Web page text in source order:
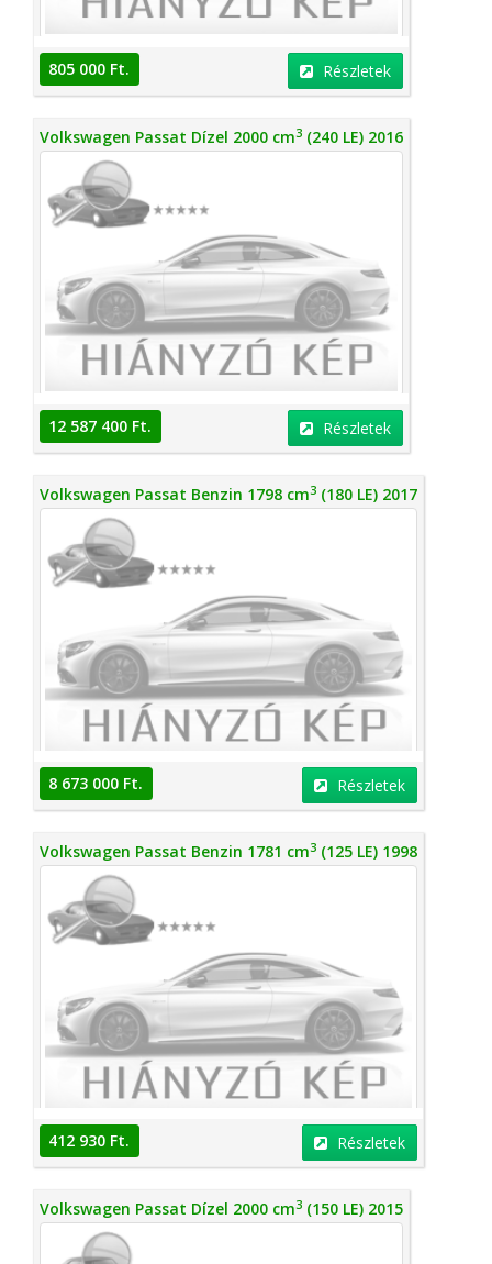
805 000 Ft. Részletek
Volkswagen Passat Dízel 2000 cm3 (240 LE) 2016
12 587 400 Ft. Részletek
Volkswagen Passat Benzin 1798 cm3 (180 LE) 2017
8 673 000 Ft. Részletek
Volkswagen Passat Benzin 1781 cm3 (125 LE) 1998
412 930 Ft. Részletek
Volkswagen Passat Dízel 2000 cm3 (150 LE) 2015